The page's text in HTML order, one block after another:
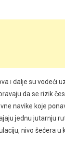
i dalje su vodeći
da se rizik
navike koje
jednu jutarnju
nivo šećera u